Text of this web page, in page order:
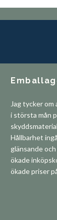
Jag tycker
i största mån
Hållbarhet
glänsande
ökade
ökade priser